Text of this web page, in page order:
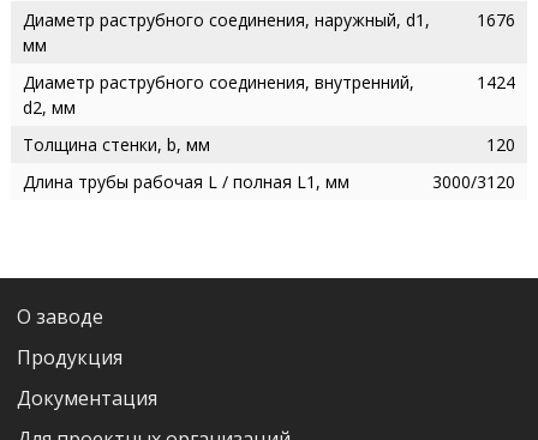
Диаметр раструбного соединения, наружный, d1,
мм
1676
Диаметр раструбного соединения, внутренний,
d2, мм
1424
Толщина стенки, b, мм
120
Длина трубы рабочая L / полная L1, мм
3000/3120
О заводе
Продукция
Документация